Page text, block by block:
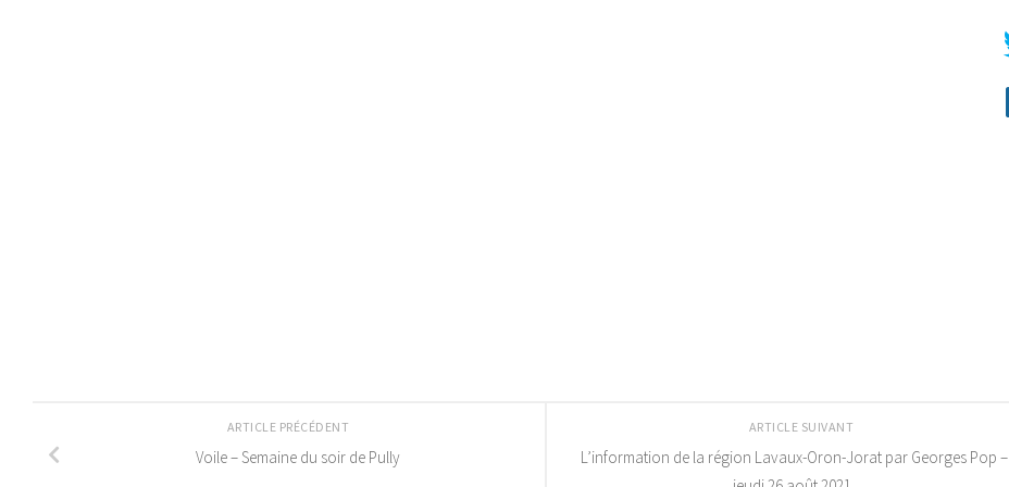
ARTICLE SUIVANT
L’information de la région Lavaux-Oron-Jorat par Georges Pop –
ARTICLE PRÉCÉDENT
Voile – Semaine du soir de Pully